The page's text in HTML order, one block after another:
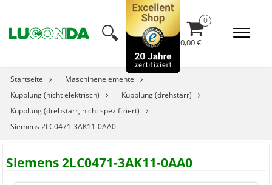
🔍︎ 0,00 €
Startseite
Maschinenelemente
Kupplung (nicht elektrisch)
Kupplung (drehstarr)
Kupplung (drehstarr, nicht spezifiziert)
Siemens 2LC0471-3AK11-0AA0
Siemens 2LC0471-3AK11-0AA0